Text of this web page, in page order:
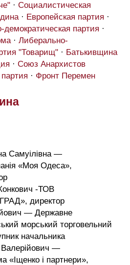
· Социалистическая
· Европейская партия ·
демократическая партия ·
· Либерально-
"Товарищ" · Батькивщина
· Союз Анархистов
· Фронт Перемен
Самуілівна —
«Моя Одеса»,
-ТОВ
ГРАД», директор
— Державне
морський торговельний
начальника
—
і партнери»,